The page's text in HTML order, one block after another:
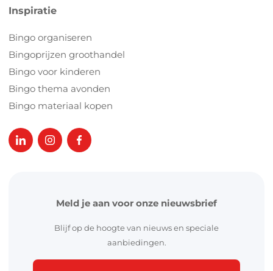
Inspiratie
Bingo organiseren
Bingoprijzen groothandel
Bingo voor kinderen
Bingo thema avonden
Bingo materiaal kopen
Meld je aan voor onze nieuwsbrief
Blijf op de hoogte van nieuws en speciale
aanbiedingen.